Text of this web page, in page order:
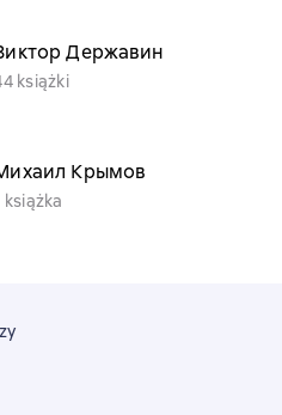
Державин
książki
Крымов
książka